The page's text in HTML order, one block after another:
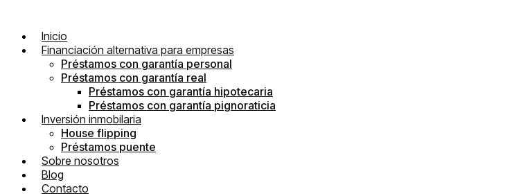
Inicio
Financiación alternativa para empresas
Préstamos con garantía personal
Préstamos con garantía real
Préstamos con garantía hipotecaria
Préstamos con garantía pignoraticia
Inversión inmobilaria
House flipping
Préstamos puente
Sobre nosotros
Blog
Contacto